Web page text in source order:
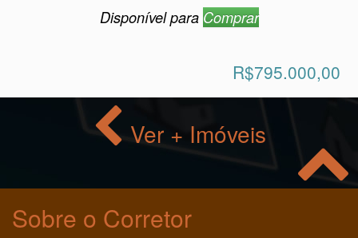
Disponível para Comprar
R$795.000,00
Ver + Imóveis
Sobre o Corretor